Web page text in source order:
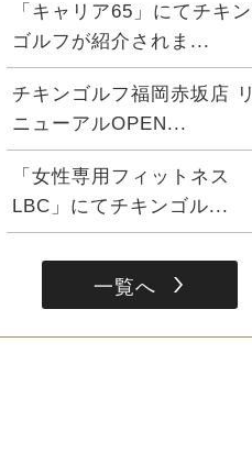
「キャリア65」にてチキン
ゴルフが紹介されま...
チキンゴルフ福岡赤坂店 リ
ニューアルOPEN...
「女性専用フィットネス
LBC」にてチキンゴル...
一覧へ